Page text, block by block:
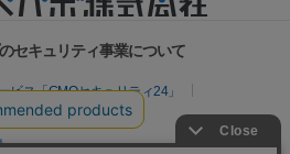
セキュリティ事業について
ス「GMOセキュリティ24」
リスク診断